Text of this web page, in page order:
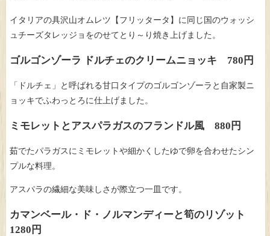
イタリアの具沢山オムレツ【フリッタータ】に同じ国のウォッシ
ュチーズタレッジョをのせてとり～り焼き上げました。
ゴルゴンゾーラ ドルチェのクリームニョッキ 780円
「ドルチェ」と呼ばれる甘口タイプのゴルゴンゾーラと自家製ニ
ョッキでふわっとろに仕上げました。
ミモレットとアスパラガスのフランドル風 880円
茹でたパラガスにミモレットや細かくしたゆで卵を合わせたシン
プルな料理。
アスパラの繊細な美味しさが際立つ一皿です。
カマンベール・ド・ノルマンディーと筍のリゾット
1280円